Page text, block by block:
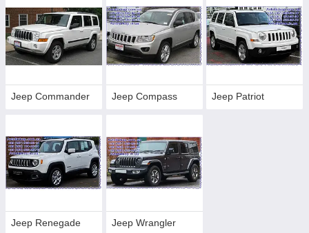
Jeep Commander Jeep Compass Jeep Patriot
Jeep Renegade Jeep Wrangler